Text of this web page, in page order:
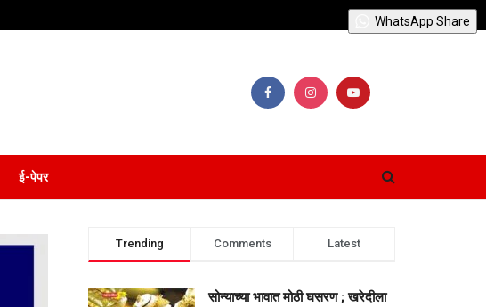
ई-पेपर
Trending Comments Latest
सोन्याच्या भावात मोठी घसरण ; खरेदीला
WhatsApp Share